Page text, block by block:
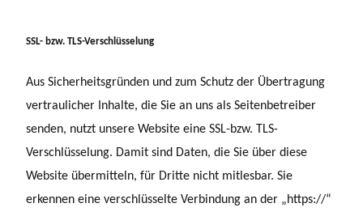
SSL- bzw. TLS-Verschlüsselung
Aus Sicherheitsgründen und zum Schutz der Übertragung
vertraulicher Inhalte, die Sie an uns als Seitenbetreiber
senden, nutzt unsere Website eine SSL-bzw. TLS-
Verschlüsselung. Damit sind Daten, die Sie über diese
Website übermitteln, für Dritte nicht mitlesbar. Sie
erkennen eine verschlüsselte Verbindung an der „https://“